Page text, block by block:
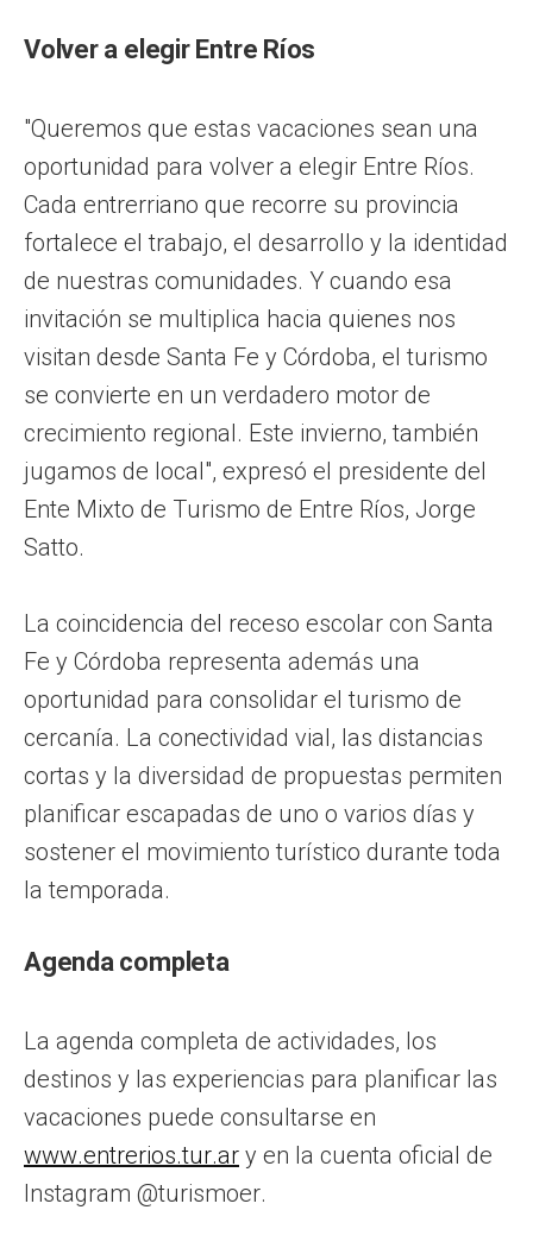
Volver a elegir Entre Ríos
"Queremos que estas vacaciones sean una
oportunidad para volver a elegir Entre Ríos.
Cada entrerriano que recorre su provincia
fortalece el trabajo, el desarrollo y la identidad
de nuestras comunidades. Y cuando esa
invitación se multiplica hacia quienes nos
visitan desde Santa Fe y Córdoba, el turismo
se convierte en un verdadero motor de
crecimiento regional. Este invierno, también
jugamos de local", expresó el presidente del
Ente Mixto de Turismo de Entre Ríos, Jorge
Satto.
La coincidencia del receso escolar con Santa
Fe y Córdoba representa además una
oportunidad para consolidar el turismo de
cercanía. La conectividad vial, las distancias
cortas y la diversidad de propuestas permiten
planificar escapadas de uno o varios días y
sostener el movimiento turístico durante toda
la temporada.
Agenda completa
La agenda completa de actividades, los
destinos y las experiencias para planificar las
vacaciones puede consultarse en
www.entrerios.tur.ar y en la cuenta oficial de
Instagram @turismoer.